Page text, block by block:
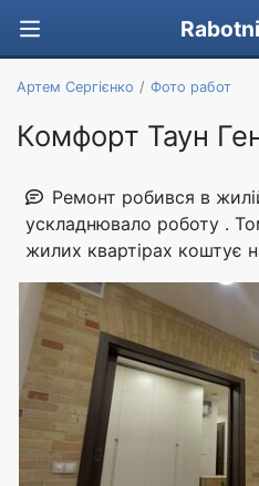
Артем Сергієнко Фото работ
Комфорт Таун
Ремонт робився в
ускладнювало роботу .
жилих квартірах коштує